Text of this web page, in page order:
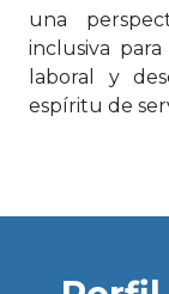
una
inclusiva
laboral y
espíritu de